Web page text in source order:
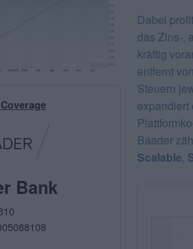
Bank
Dabei
das Zins-,
kräftig
entfernt
Steuern
Baader
Scalable,